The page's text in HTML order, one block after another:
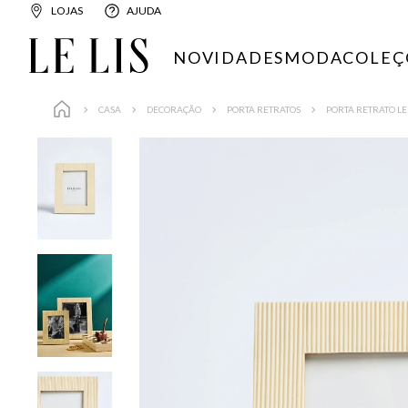
LOJAS AJUDA
NOVIDADESMODA
CASA DECORAÇÃO PORTA RETRATOS PORTA RETRATO